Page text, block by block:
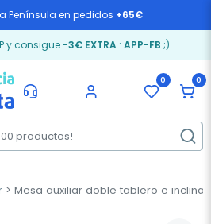
a Península en pedidos +65€
y consigue -3€ EXTRA: APP-FB ;)
0 0
Mesa auxiliar doble tablero e